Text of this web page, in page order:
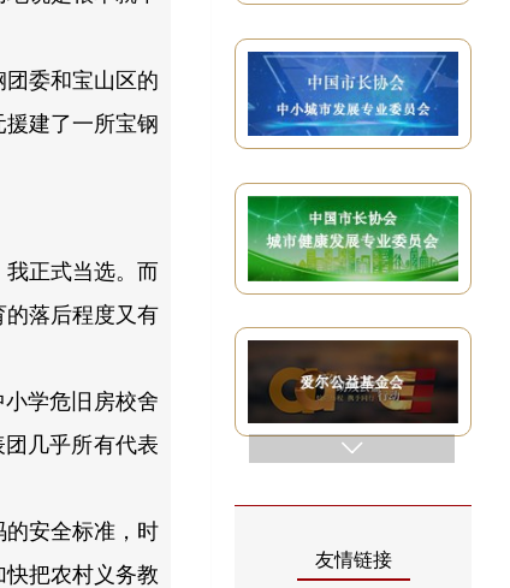
委和宝山区的
建了一所宝钢
我正式当选。而
落后程度又有
学危旧房校舍
几乎所有代表
安全标准，时
把农村义务教
友情链接